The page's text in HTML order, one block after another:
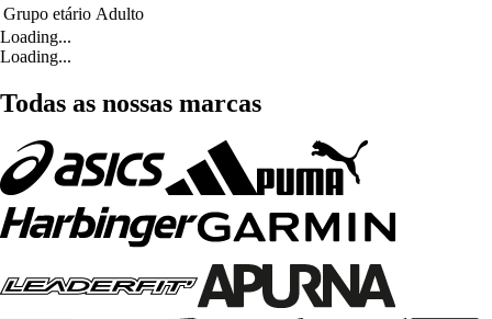
Grupo etário Adulto
Loading...
Loading...
Todas as nossas marcas